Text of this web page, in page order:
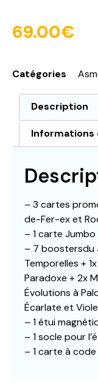
69.00€
Catégories
Description
Informations
– 3 cartes
de-Fer-ex et
– 1 carte
– 7 boostersdu
Temporelles +
Paradoxe + 2x
Évolutions à
Écarlate et
– 1 étui
– 1 socle pour
– 1 carte à